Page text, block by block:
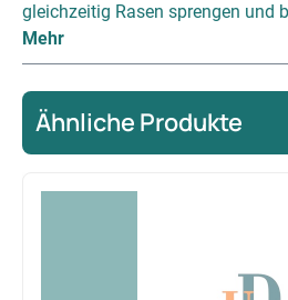
gleichzeitig Rasen sprengen und
Mehr
Ähnliche Produkte